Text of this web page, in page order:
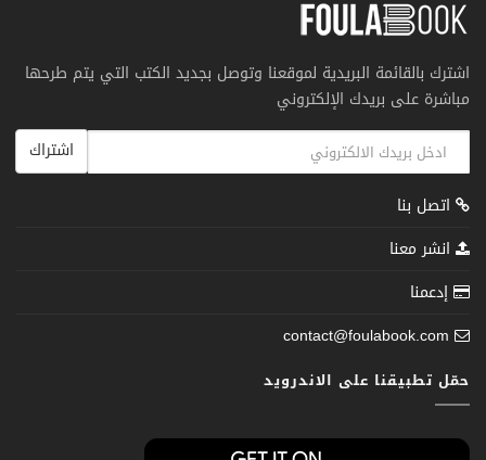
اشترك بالقائمة البريدية لموقعنا وتوصل بجديد الكتب التي يتم طرحها
مباشرة على بريدك الإلكتروني
اشتراك
اتصل بنا
انشر معنا
إدعمنا
contact@foulabook.com
حمّل تطبيقنا على الاندرويد